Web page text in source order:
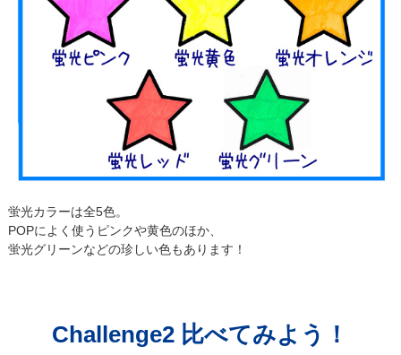
蛍光カラーは全5色。
POPによく使うピンクや黄色のほか、
蛍光グリーンなどの珍しい色もあります！
Challenge2 比べてみよう！